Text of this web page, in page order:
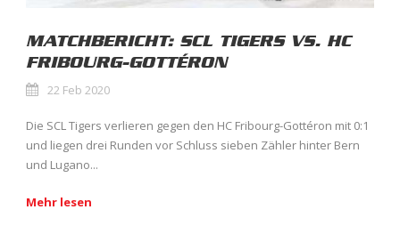
MATCHBERICHT: SCL TIGERS VS. HC
FRIBOURG-GOTTÉRON
22 Feb 2020
Die SCL Tigers verlieren gegen den HC Fribourg-Gottéron mit 0:1
und liegen drei Runden vor Schluss sieben Zähler hinter Bern
und Lugano...
Mehr lesen